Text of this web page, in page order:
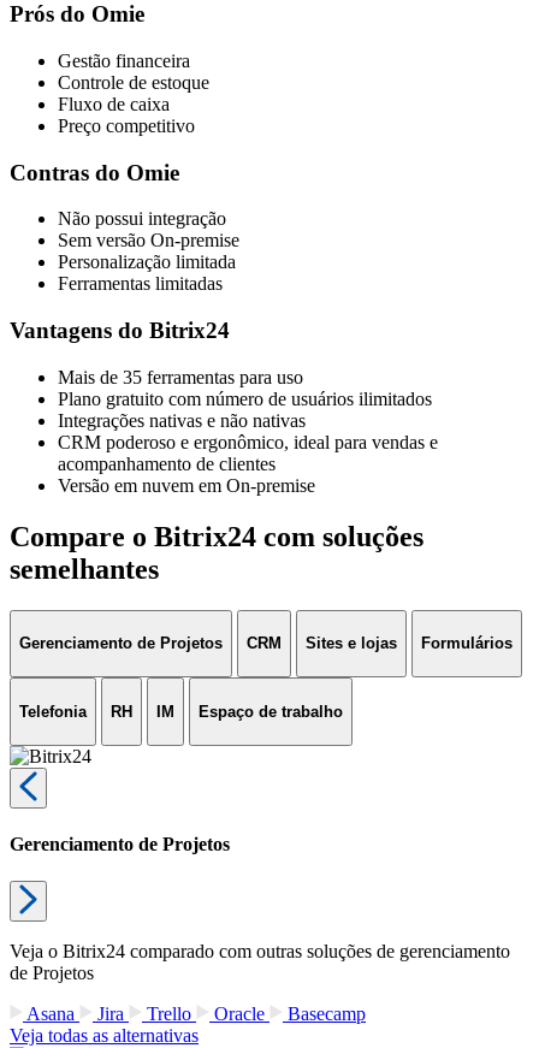
Prós do Omie
Gestão financeira
Controle de estoque
Fluxo de caixa
Preço competitivo
Contras do Omie
Não possui integração
Sem versão On-premise
Personalização limitada
Ferramentas limitadas
Vantagens do Bitrix24
Mais de 35 ferramentas para uso
Plano gratuito com número de usuários ilimitados
Integrações nativas e não nativas
CRM poderoso e ergonômico, ideal para vendas e
acompanhamento de clientes
Versão em nuvem em On-premise
Compare o Bitrix24 com soluções
semelhantes
Gerenciamento de Projetos CRM Sites e lojas Formulários
Telefonia RH IM Espaço de trabalho
Gerenciamento de Projetos
Veja o Bitrix24 comparado com outras soluções de gerenciamento
de Projetos
Asana
Jira Trello Oracle
Basecamp
Veja todas as alternativas